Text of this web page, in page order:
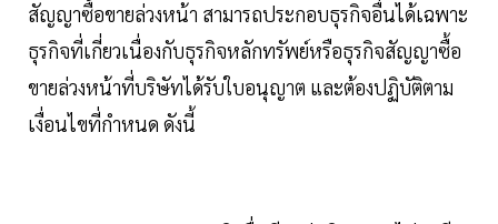
สัญญาซื้อขายล่วงหน้า สามารถประกอบธุรกิจอื่นได้เฉพาะ
ธุรกิจที่เกี่ยวเนื่องกับธุรกิจหลักทรัพย์หรือธุรกิจสัญญาซื้อ
ขายล่วงหน้าที่บริษัทได้รับใบอนุญาต และต้องปฏิบัติตาม
เงื่อนไขที่กำหนด ดังนี้